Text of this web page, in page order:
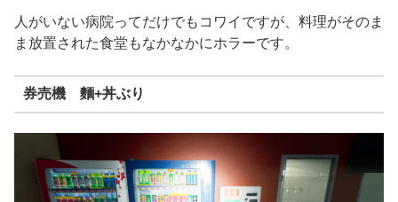
人がいない病院ってだけでもコワイですが、料理がそのま
ま放置された食堂もなかなかにホラーです。
券売機 麵+丼ぶり